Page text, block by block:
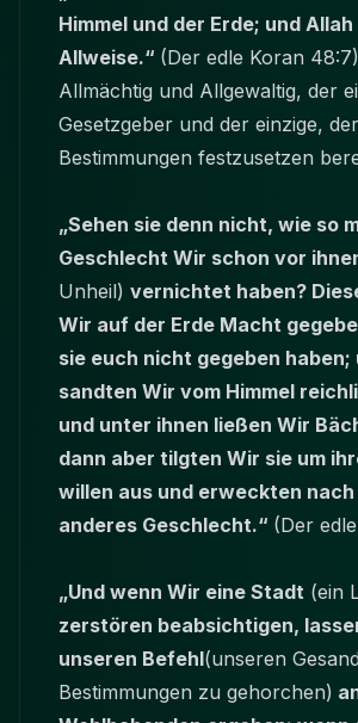
Himmel und der Erde; und
Allweise.“ (Der edle Koran
Allmächtig und Allgewaltig, der
Gesetzgeber und der einzige, der
Bestimmungen festzusetzen
„Sehen sie denn nicht, wie so
Geschlecht Wir schon vor
Unheil) vernichtet haben?
Wir auf der Erde Macht
sie euch nicht gegeben haben;
sandten Wir vom Himmel
und unter ihnen ließen Wir
dann aber tilgten Wir sie um
willen aus und erweckten nach
anderes Geschlecht.“ (Der
„Und wenn Wir eine Stadt (ein
zerstören beabsichtigen,
unseren Befehl(unseren
Bestimmungen zu gehorchen)